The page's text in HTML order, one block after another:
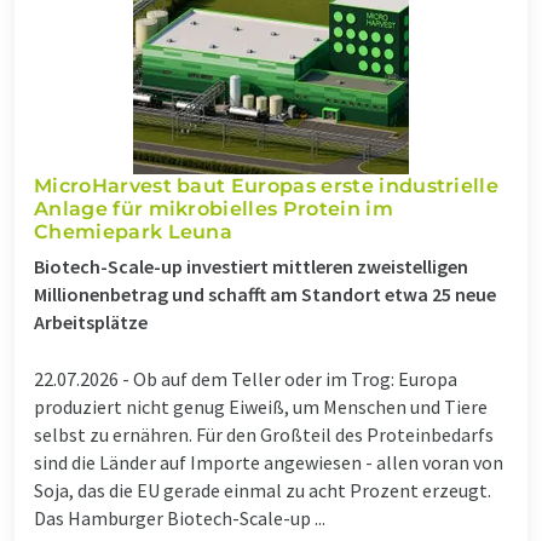
MicroHarvest baut Europas erste industrielle
Anlage für mikrobielles Protein im
Chemiepark Leuna
Biotech-Scale-up investiert mittleren zweistelligen
Millionenbetrag und schafft am Standort etwa 25 neue
Arbeitsplätze
22.07.2026 - Ob auf dem Teller oder im Trog: Europa
produziert nicht genug Eiweiß, um Menschen und Tiere
selbst zu ernähren. Für den Großteil des Proteinbedarfs
sind die Länder auf Importe angewiesen - allen voran von
Soja, das die EU gerade einmal zu acht Prozent erzeugt.
Das Hamburger Biotech-Scale-up ...